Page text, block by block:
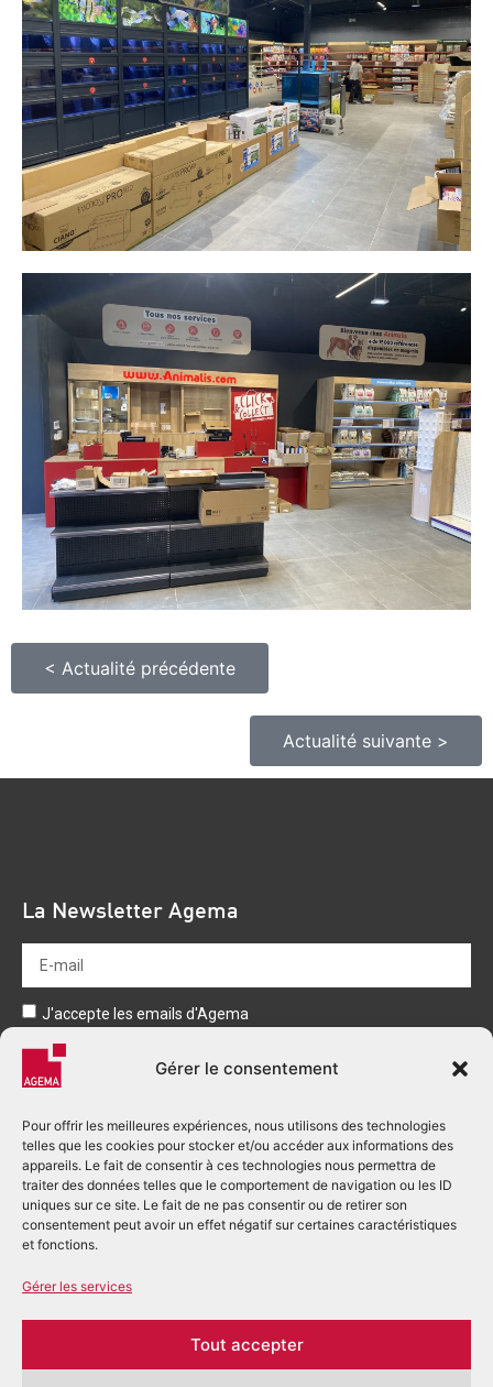
Gérer le consentement
Pour offrir les meilleures expériences, nous utilisons des technologies
telles que les cookies pour stocker et/ou accéder aux informations des
appareils. Le fait de consentir à ces technologies nous permettra de
traiter des données telles que le comportement de navigation ou les ID
uniques sur ce site. Le fait de ne pas consentir ou de retirer son
consentement peut avoir un effet négatif sur certaines caractéristiques
et fonctions.
Gérer les services
Tout accepter
< Actualité précédente
Actualité suivante >
La Newsletter Agema
J'accepte les emails d'Agema
+33 (0)5 53 03 80 00